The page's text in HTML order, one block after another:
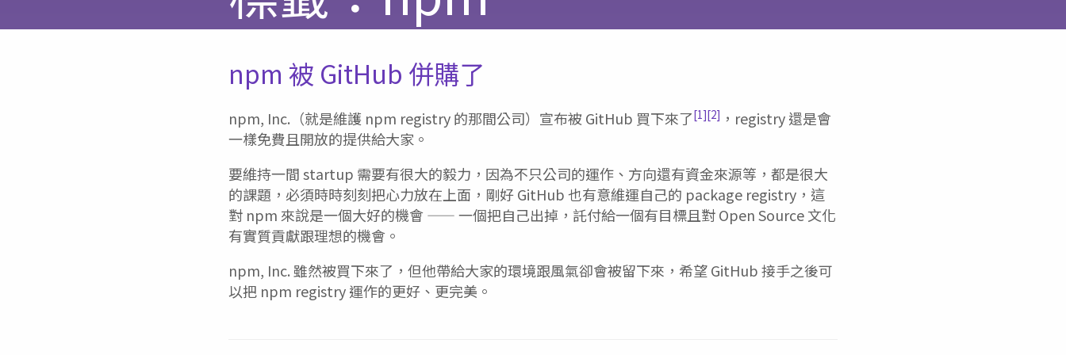
npm 被 GitHub 併購了
npm, Inc.（就是維護 npm registry 的那間公司）宣布被 GitHub 買下來了[1][2] ，registry 還是會
一樣免費且開放的提供給大家。
要維持一間 startup 需要有很大的毅力，因為不只公司的運作、方向還有資金來源等，都是很大
的課題，必須時時刻刻把心力放在上面，剛好 GitHub 也有意維運自己的 package registry，這
對 npm 來說是一個大好的機會 —— 一個把自己出掉，託付給一個有目標且對 Open Source 文化
有實質貢獻跟理想的機會。
npm, Inc. 雖然被買下來了，但他帶給大家的環境跟風氣卻會被留下來，希望 GitHub 接手之後可
以把 npm registry 運作的更好、更完美。